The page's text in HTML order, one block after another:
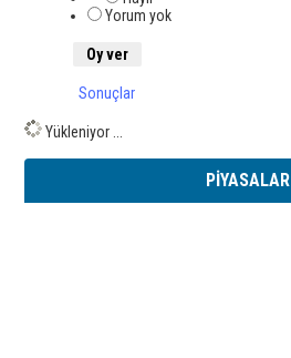
Yorum yok
Sonuçlar
Yükleniyor ...
PİYASALAR